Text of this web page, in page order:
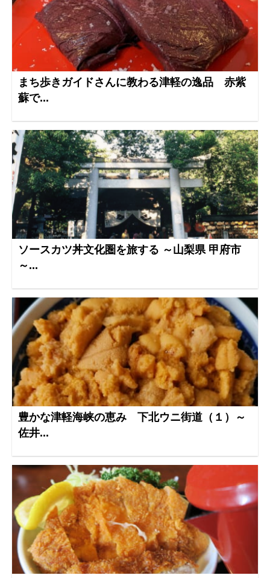
まち歩きガイドさんに教わる津軽の逸品 赤紫
蘇で...
ソースカツ丼文化圏を旅する ～山梨県 甲府市
～...
豊かな津軽海峡の恵み 下北ウニ街道（１）～
佐井...